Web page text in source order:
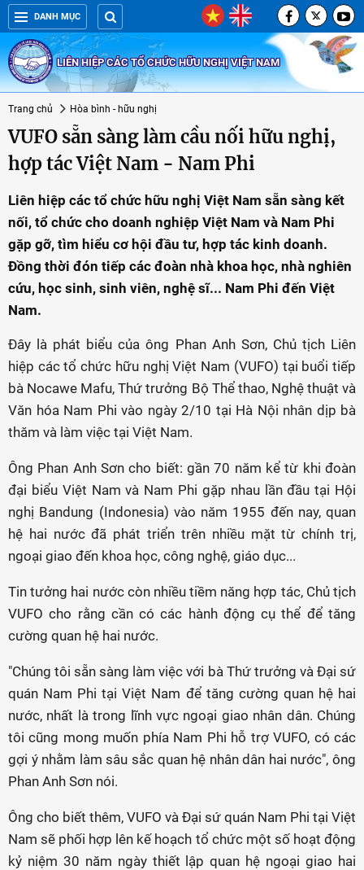
DANH MỤC
LIÊN HIỆP CÁC TỔ CHỨC HỮU NGHỊ VIỆT NAM
Trang chủ Hòa bình - hữu nghị
VUFO sẵn sàng làm cầu nối hữu nghị,
hợp tác Việt Nam - Nam Phi
Liên hiệp các tổ chức hữu nghị Việt Nam sẵn sàng kết
nối, tổ chức cho doanh nghiệp Việt Nam và Nam Phi
gặp gỡ, tìm hiểu cơ hội đầu tư, hợp tác kinh doanh.
Đồng thời đón tiếp các đoàn nhà khoa học, nhà nghiên
cứu, học sinh, sinh viên, nghệ sĩ... Nam Phi đến Việt
Nam.
Đây là phát biểu của ông Phan Anh Sơn, Chủ tịch Liên
hiệp các tổ chức hữu nghị Việt Nam (VUFO) tại buổi tiếp
bà Nocawe Mafu, Thứ trưởng Bộ Thể thao, Nghệ thuật và
Văn hóa Nam Phi vào ngày 2/10 tại Hà Nội nhân dịp bà
thăm và làm việc tại Việt Nam.
Ông Phan Anh Sơn cho biết: gần 70 năm kể từ khi đoàn
đại biểu Việt Nam và Nam Phi gặp nhau lần đầu tại Hội
nghị Bandung (Indonesia) vào năm 1955 đến nay, quan
hệ hai nước đã phát triển trên nhiều mặt từ chính trị,
ngoại giao đến khoa học, công nghệ, giáo dục...
Tin tưởng hai nước còn nhiều tiềm năng hợp tác, Chủ tịch
VUFO cho rằng cần có các hành động cụ thể để tăng
cường quan hệ hai nước.
"Chúng tôi sẵn sàng làm việc với bà Thứ trưởng và Đại sứ
quán Nam Phi tại Việt Nam để tăng cường quan hệ hai
nước, nhất là trong lĩnh vực ngoại giao nhân dân. Chúng
tôi cũng mong muốn phía Nam Phi hỗ trợ VUFO, có các
gợi ý nhằm làm sâu sắc quan hệ nhân dân hai nước", ông
Phan Anh Sơn nói.
Ông cho biết thêm, VUFO và Đại sứ quán Nam Phi tại Việt
Nam sẽ phối hợp lên kế hoạch tổ chức một số hoạt động
kỷ niệm 30 năm ngày thiết lập quan hệ ngoại giao hai